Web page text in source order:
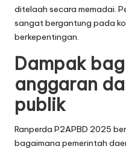
ditelaah secara memadai.
sangat bergantung pada
berkepentingan.
Dampak
anggaran
publik
Ranperda P2APBD 2025
bagaimana pemerintah